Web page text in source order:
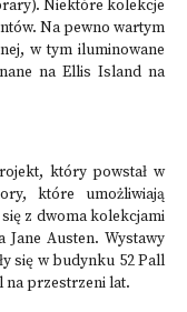
Niektóre kolekcje
Na pewno wartym
, w tym iluminowane
na Ellis Island na
który powstał w
które umożliwiają
z dwoma kolekcjami
Austen. Wystawy
się w budynku 52 Pall
na przestrzeni lat.